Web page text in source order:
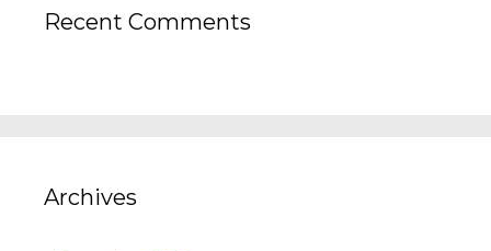
Recent Comments
Archives